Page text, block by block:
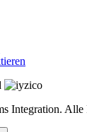
Integration. Alle